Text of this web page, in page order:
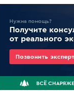
Нужна помощь?
Получите
от реального
Позвонить
ВСЁ